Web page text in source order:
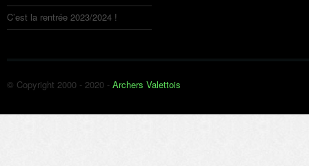
C’est la rentrée 2023/2024 !
© Copyright 2000 - 2020 - Archers Valettois